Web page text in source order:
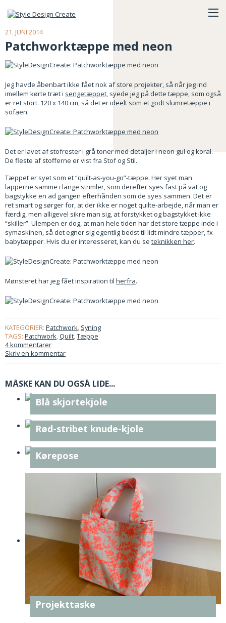
21. JUNI 2014
Patchworktæppe med neon
Jeg havde åbenbart ikke fået nok af store projekter, så når jeg ind
imellem kørte træt i sengetæppet, syede jeg på dette tæppe, som også
er ret stort. 120 x 140 cm, så det er ideelt som et godt slumretæppe i
sofaen.
Det er lavet af stofrester i grå toner med detaljer i neon gul og koral.
De fleste af stofferne er vist fra Stof og Stil.
Tæppet er syet som et “quilt-as-you-go”-tæppe. Her syet man
lapperne samme i lange strimler, som derefter syes fast på vat og
bagstykke en ad gangen efterhånden som de syes sammen. Det er
ret smart og sørger for, at der ikke er noget quilte-arbejde, når man er
færdig, men alligevel sikre man sig, at forstykket og bagstykket ikke
“skiller”. Ulempen er dog, at man hele tiden har det store tæppe inde i
symaskinen, så det egner sig egentlig bedst til lidt mindre tæpper, fx
babytæpper. Hvis du er interesseret, kan du se teknikken her.
Mønsteret har jeg fået inspiration til herfra.
KATEGORIER: Patchwork, Syning
TAGS: Patchwork, Quilt,Tæppe
4 kommentarer
Skriv en kommentar
MÅSKE KAN DU OGSÅ LIDE...
Blå skjortekjole
Rød-stribet knude-kjole
Kørepose
Projekttaske